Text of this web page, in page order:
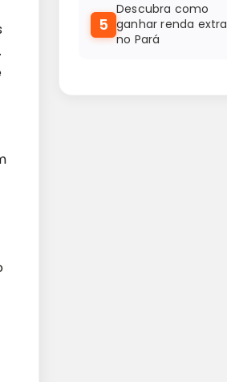
5
Descubra como
ganhar renda extra
no Pará